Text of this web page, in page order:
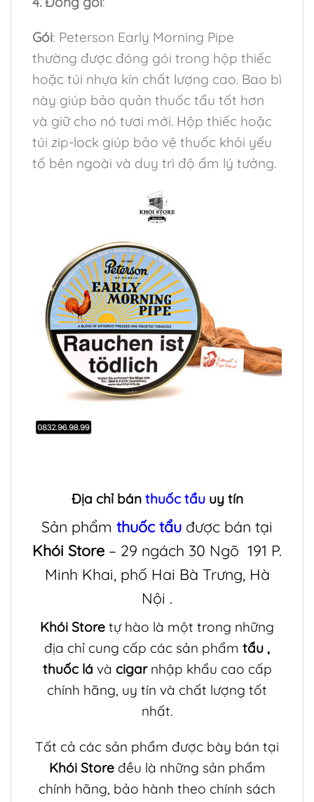
Gói: Peterson Early Morning Pipe
thường được đóng gói trong hộp thiếc
hoặc túi nhựa kín chất lượng cao. Bao bì
này giúp bảo quản thuốc tẩu tốt hơn
và giữ cho nó tươi mới. Hộp thiếc hoặc
túi zip-lock giúp bảo vệ thuốc khỏi yếu
tố bên ngoài và duy trì độ ẩm lý tưởng.
Địa chỉ bán thuốc tẩuuy tín
Sản phẩm thuốc tẩu được bán tại
Khói Store – 29 ngách 30 Ngõ 191 P.
Minh Khai, phố Hai Bà Trưng, Hà
Nội .
Khói Store tự hào là một trong những
địa chỉ cung cấp các sản phẩm tẩu ,
thuốc lá và cigar nhập khẩu cao cấp
chính hãng, uy tín và chất lượng tốt
nhất.
Tất cả các sản phẩm được bày bán tại
Khói Stoređều là những sản phẩm
chính hãng, bảo hành theo chính sách